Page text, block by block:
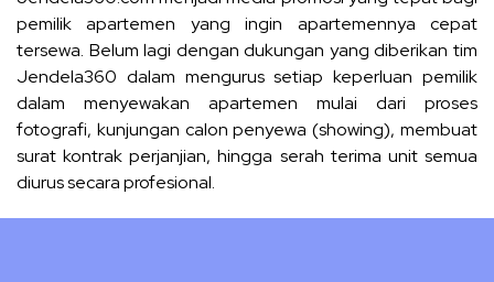
pemilik apartemen yang ingin apartemennya cepat
tersewa. Belum lagi dengan dukungan yang diberikan tim
Jendela360 dalam mengurus setiap keperluan pemilik
dalam menyewakan apartemen mulai dari proses
fotografi, kunjungan calon penyewa (showing), membuat
surat kontrak perjanjian, hingga serah terima unit semua
diurus secara profesional.